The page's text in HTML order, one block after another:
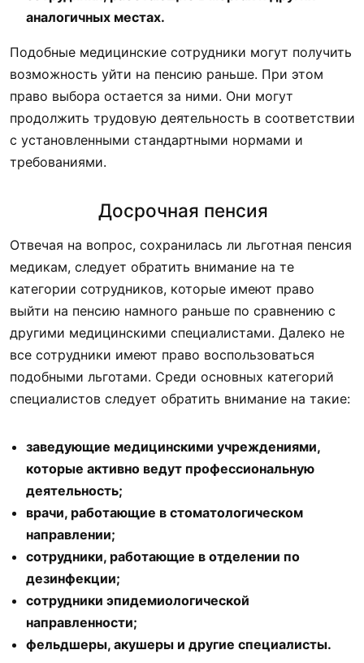
аналогичных местах.
Подобные медицинские сотрудники могут получить
возможность уйти на пенсию раньше. При этом
право выбора остается за ними. Они могут
продолжить трудовую деятельность в соответствии
с установленными стандартными нормами и
требованиями.
Досрочная пенсия
Отвечая на вопрос, сохранилась ли льготная пенсия
медикам, следует обратить внимание на те
категории сотрудников, которые имеют право
выйти на пенсию намного раньше по сравнению с
другими медицинскими специалистами. Далеко не
все сотрудники имеют право воспользоваться
подобными льготами. Среди основных категорий
специалистов следует обратить внимание на такие:
заведующие медицинскими учреждениями,
которые активно ведут профессиональную
деятельность;
врачи, работающие в стоматологическом
направлении;
сотрудники, работающие в отделении по
дезинфекции;
сотрудники эпидемиологической
направленности;
фельдшеры, акушеры и другие специалисты.